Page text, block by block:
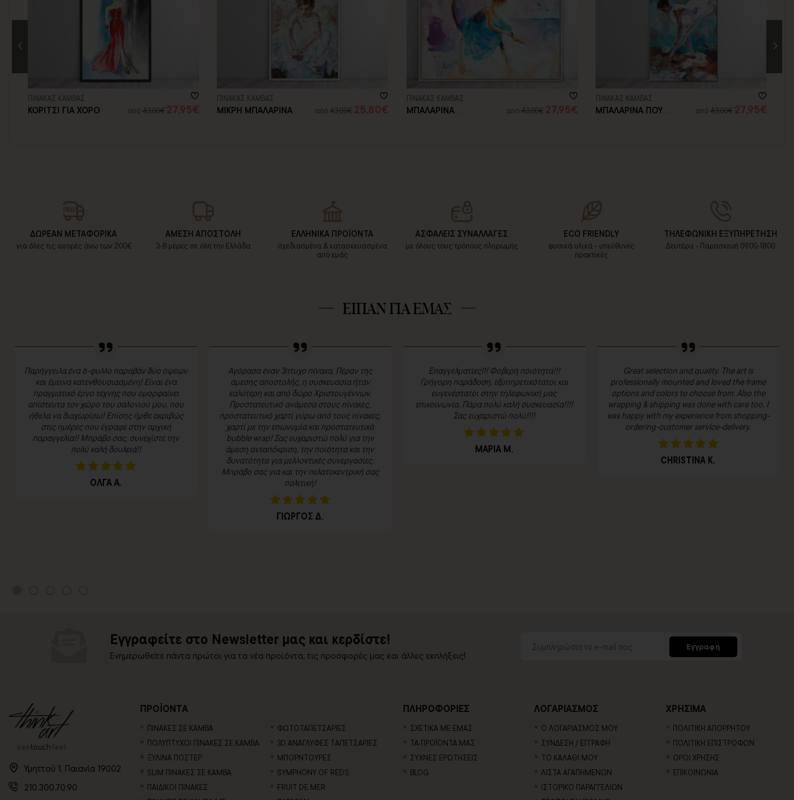
ΠΙΝΑΚΑΣ ΚΑΜΒΑΣ
ΚΟΡΙΤΣΙ ΓΙΑ ΧΟΡΟ από43,00€ 27,95€
ΠΙΝΑΚΑΣ ΚΑΜΒΑΣ
ΜΙΚΡΗ ΜΠΑΛΑΡΙΝΑ από 43,00€ 25,80€
ΠΙΝΑΚΑΣ ΚΑΜΒΑΣ
ΜΠΑΛΑΡΙΝΑ
από43,00€ 27,95€
ΠΙΝΑΚΑΣ ΚΑΜΒΑΣ
ΜΠΑΛΑΡΙΝΑ ΠΟΥ
από 43,00€ 27,95€
ΔΩΡΕΑΝ ΜΕΤΑΦΟΡΙΚΑ
για όλες τις αγορές άνω των 200€
ΑΜΕΣΗ ΑΠΟΣΤΟΛΗ
3-8 μέρες σε όλη την Ελλάδα
ΕΛΛΗΝΙΚΑ ΠΡΟΪΟΝΤΑ
σχεδιασμένα & κατασκευασμένα
από εμάς
ΑΣΦΑΛΕΙΣ ΣΥΝΑΛΛΑΓΕΣ
με όλους τους τρόπους πληρωμής
ECO FRIENDLY
φυσικά υλικά - υπεύθυνες
πρακτικές
ΤΗΛΕΦΩΝΙΚΗ ΕΞΥΠΗΡΕΤΗΣΗ
Δευτέρα - Παρασκευή 09:00-18:00
ΕΙΠΑΝ ΓΙΑ ΕΜΑΣ
Παρήγγειλα ένα 6-φυλλο παραβάν δύο όψεων
και έμεινα κατενθουσιασμένη! Είναι ένα
πραγματικό έργο τέχνης που ομορφαίνει
απίστευτα τον χώρο του σαλονιού μου, που
ήθελα να διαχωρίσω! Επίσης ήρθε ακριβώς
στις ημέρες που έγραφε στην αρχική
παραγγελία!! Μπράβο σας, συνεχίστε την
πολύ καλή δουλειά!!
ΟΛΓΑ Α.
Αγόρασα έναν 3πτυχο πίνακα. Πέραν της
άμεσης αποστολής, η συσκευασία ήταν
καλύτερη και από δώρο Χριστουγέννων.
Προστατευτικό ανάμεσα στους πίνακες,
προστατευτικό χαρτί γύρω από τους πίνακες,
χαρτί με την επωνυμία και προστατευτικό
bubble wrap! Σας ευχαριστώ πολύ για την
άμεση ανταπόκριση, την ποιότητα και την
δυνατότητα για μελλοντικές συνεργασίες.
Μπράβο σας για και την πελατοκεντρική σας
πολιτική!
ΓΙΩΡΓΟΣ Δ.
Επαγγελματίες!!! Φοβερή ποιότητα!!!
Γρήγορη παράδοση, εξυπηρετικότατοι και
ευγενέστατοι στην τηλεφωνική μας
επικοινωνία. Πάρα πολύ καλή συσκευασία!!!!
Σας ευχαριστώ πολύ!!!!
ΜΑΡΙΑ Μ.
Great selection and quality. The art is
professionally mounted and loved the frame
options and colors to choose from. Also the
wrapping & shipping was done with care too. I
was happy with my experience from shopping-
ordering-customer service-delivery.
CHRISTINA K.
Εγγραφείτε στο Newsletter μας και κερδίστε!
Ενημερωθείτε πάντα πρώτοι για τα νέα προϊόντα, τις προσφορές μας και άλλες εκπλήξεις!
Εγγραφή
Υμηττού 1, Παιανία 19002
210.300.70.90
ΠΡΟΪΟΝΤΑ
ΠΙΝΑΚΕΣ ΣΕ ΚΑΜΒΑ
ΠΟΛΥΠΤΥΧΟΙ ΠΙΝΑΚΕΣ ΣΕ ΚΑΜΒΑ
ΞΥΛΙΝΑ ΠΟΣΤΕΡ
SLIM ΠΙΝΑΚΕΣ ΣΕ ΚΑΜΒΑ
ΠΑΙΔΙΚΟΙ ΠΙΝΑΚΕΣ
ΦΩΤΟΤΑΠΕΤΣΑΡΙΕΣ
3D AΝΑΓΛΥΦΕΣ TΑΠΕΤΣΑΡΙΕΣ
ΜΠΟΡΝΤΟΥΡΕΣ
SYMPHONY OF REDS
FRUIT DE MER
ΠΛΗΡΟΦΟΡΙΕΣ
ΣΧΕΤΙΚΑ ΜΕ ΕΜΑΣ
ΤΑ ΠΡΟΪΟΝΤΑ ΜΑΣ
ΣΥΧΝΕΣ ΕΡΩΤΗΣΕΙΣ
BLOG
ΛΟΓΑΡΙΑΣΜΟΣ
Ο ΛΟΓΑΡΙΑΣΜΟΣ ΜΟΥ
ΣΥΝΔΕΣΗ / ΕΓΓΡΑΦΗ
ΤΟ ΚΑΛΑΘΙ ΜΟΥ
ΛΙΣΤΑ ΑΓΑΠΗΜΕΝΩΝ
ΙΣΤΟΡΙΚΟ ΠΑΡΑΓΓΕΛΙΩΝ
ΧΡΗΣΙΜΑ
ΠΟΛΙΤΙΚΗ ΑΠΟΡΡΗΤΟΥ
ΠΟΛΙΤΙΚΗ ΕΠΙΣΤΡΟΦΩΝ
ΟΡΟΙ ΧΡΗΣΗΣ
ΕΠΙΚΟΙΝΩΝΙΑ